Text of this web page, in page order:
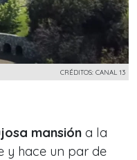
CRÉDITOS: CANAL 13
mansión a la
y hace un par de